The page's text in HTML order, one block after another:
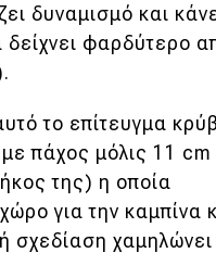
δυναμισμό και
δείχνει φαρδύτερο
το επίτευγμα
πάχος μόλις 11 cm
της) η οποία
για την καμπίνα
σχεδίαση χαμηλώνει